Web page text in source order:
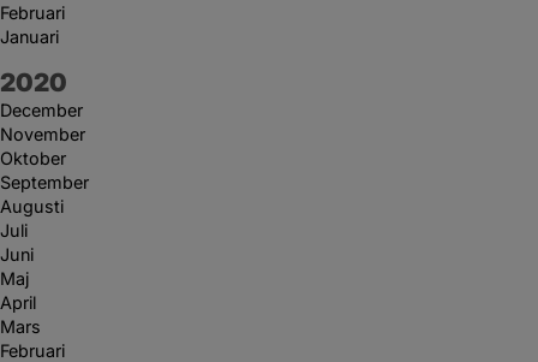
Februari
Januari
År:
2020
December
November
Oktober
September
Augusti
Juli
Juni
Maj
April
Mars
Februari